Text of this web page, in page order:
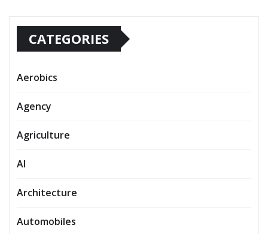
CATEGORIES
Aerobics
Agency
Agriculture
AI
Architecture
Automobiles